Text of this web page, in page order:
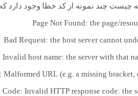
چیست چند نمونه از کد خطا وجود
host name: the server with that
Malformed URL (e.g. a missing bracket,
Code: Invalid HTTP response code: the